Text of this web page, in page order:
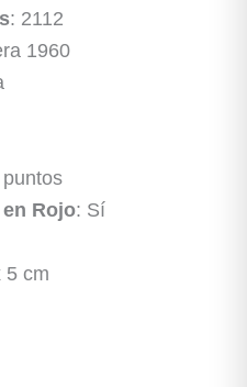
: 2112
1960
Rojo: Sí
5 cm